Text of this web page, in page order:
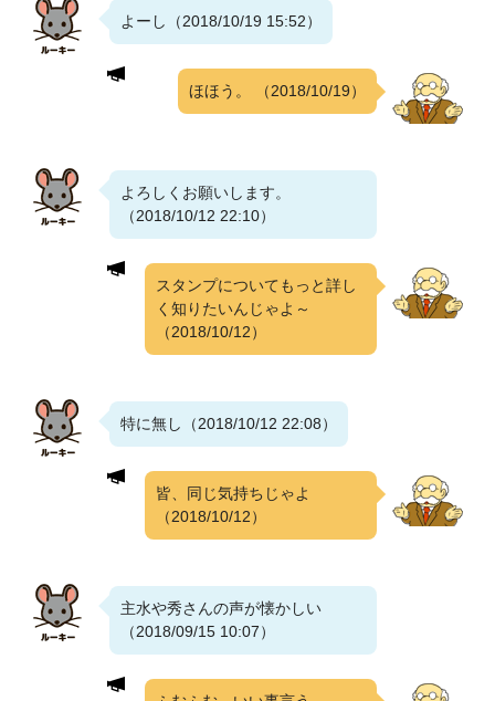
よーし（2018/10/19 15:52）
ほほう。 （2018/10/19）
よろしくお願いします。
（2018/10/12 22:10）
スタンプについてもっと詳し
く知りたいんじゃよ～
（2018/10/12）
特に無し（2018/10/12 22:08）
皆、同じ気持ちじゃよ
（2018/10/12）
主水や秀さんの声が懐かしい
（2018/09/15 10:07）